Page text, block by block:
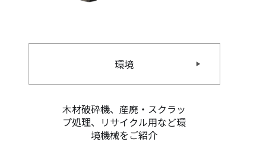
環境
木材破砕機、産廃・スクラッ
プ処理、リサイクル用など環
境機械をご紹介